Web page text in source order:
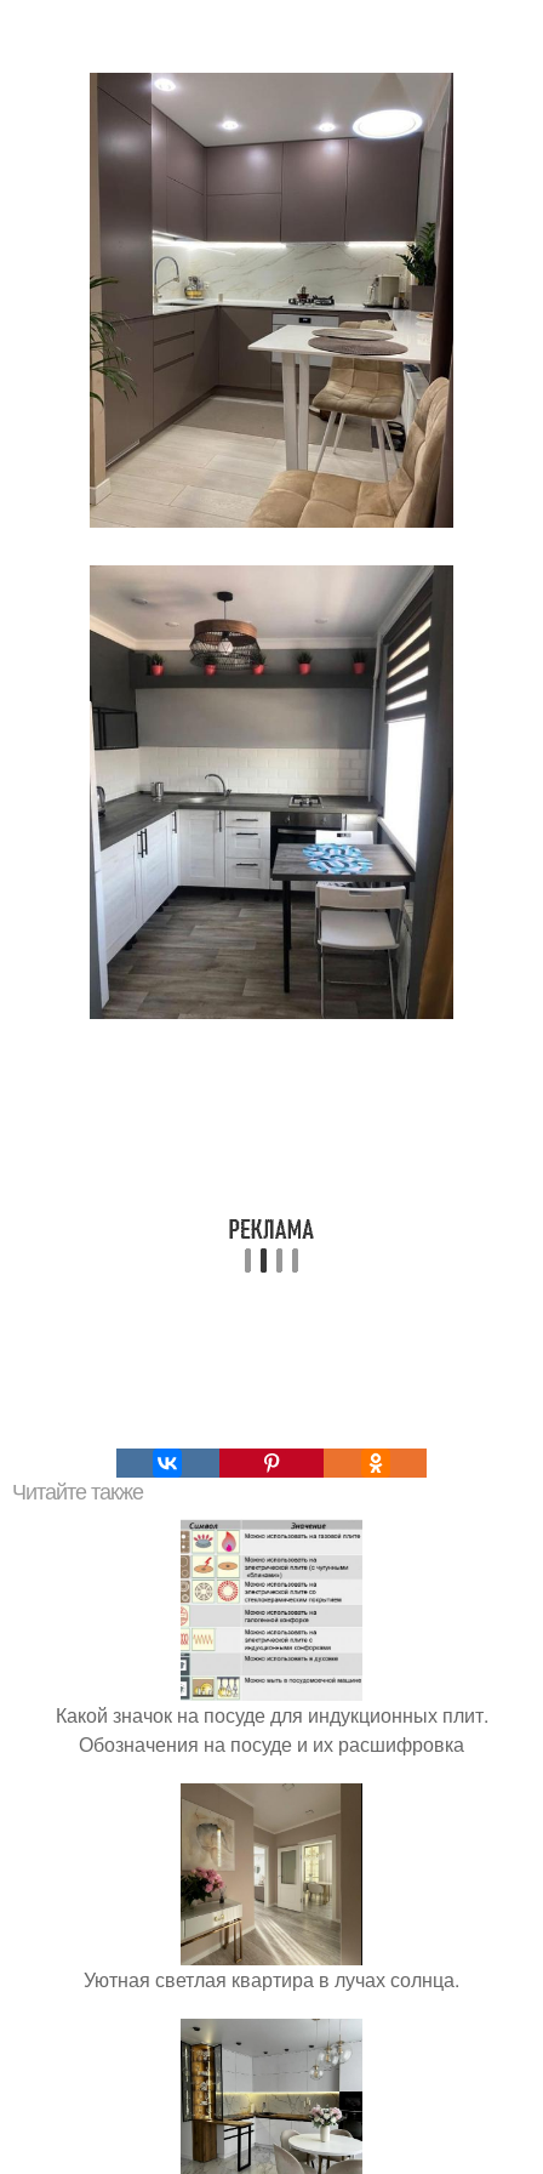
Читайте также
Какой значок на посуде для индукционных плит.
Обозначения на посуде и их расшифровка
Уютная светлая квартира в лучах солнца.